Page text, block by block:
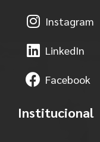
Instagram
LinkedIn
Facebook
Institucional